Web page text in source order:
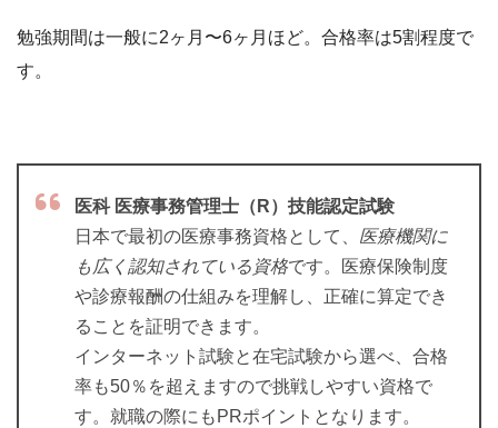
勉強期間は一般に2ヶ月〜6ヶ月ほど。合格率は5割程度で
す。
医科 医療事務管理士（R）技能認定試験
日本で最初の医療事務資格として、 医療機関に
も広く認知されている資格です。医療保険制度
や診療報酬の仕組みを理解し、正確に算定でき
ることを証明できます。
インターネット試験と在宅試験から選べ、合格
率も50％を超えますので挑戦しやすい資格で
す。就職の際にもPRポイントとなります。